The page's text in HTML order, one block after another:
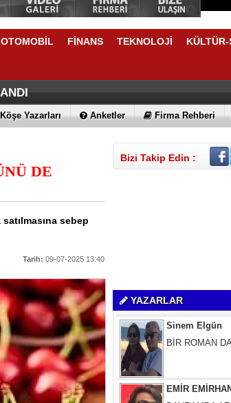
OTOMOBİL FİNANS TEKNOLOJİ
Köşe Yazarları Anketler Firma Rehberi
DE
sebep
Tarih: 09-07-2025 13:40
Bizi Takip Edin :
YAZARLAR
EMİR
BAYRAMDA
MACİT